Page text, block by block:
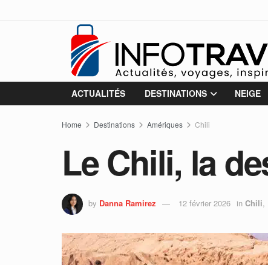
ACTUALITÉS DESTINATIONS NEIGE
Home Destinations Amériques Chili
Le Chili, la
by Danna Ramirez 12 février 2026 in Chili,